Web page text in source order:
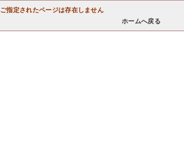
ご指定されたページは存在しません
ホームへ戻る